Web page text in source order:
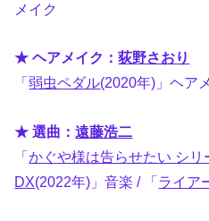
メイク
★ ヘアメイク：荻野さおり
「弱虫ペダル(2020年)」ヘア
★ 選曲：遠藤浩二
「かぐや様は告らせたい シリ
DX(2022年)」音楽 / 「ライア